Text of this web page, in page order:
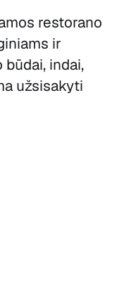
restorano
ir
indai,
užsisakyti